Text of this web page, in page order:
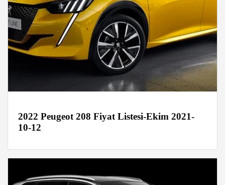
2022 Peugeot 208 Fiyat Listesi-Ekim 2021-
10-12